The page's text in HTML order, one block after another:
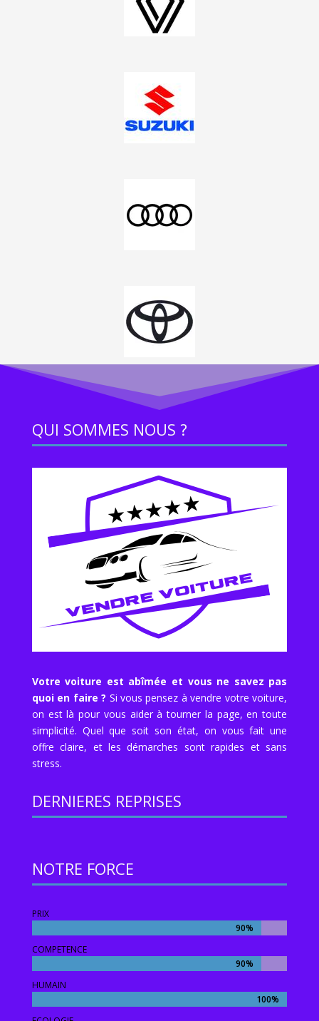
QUI SOMMES NOUS ?
Votre voiture est abîmée et vous ne savez pas
quoi en faire ? Si vous pensez à vendre votre voiture,
on est là pour vous aider à tourner la page, en toute
simplicité. Quel que soit son état, on vous fait une
offre claire, et les démarches sont rapides et sans
stress.
DERNIERES REPRISES
NOTRE FORCE
PRIX
90%
90%
COMPETENCE
90%
90%
HUMAIN
100%
100%